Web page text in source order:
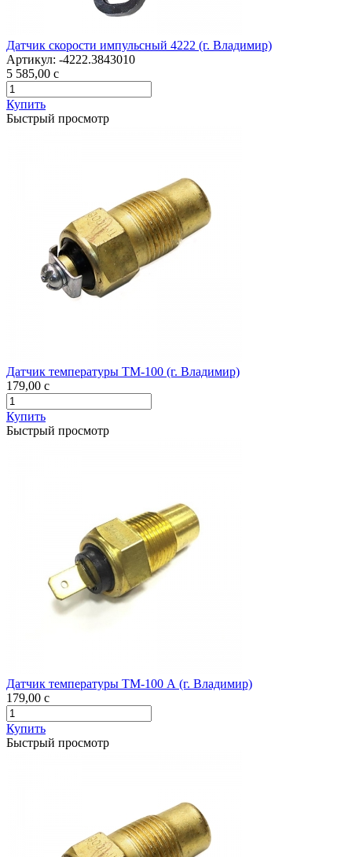
Датчик скорости импульсный 4222 (г. Владимир)
Артикул: -4222.3843010
5 585,00 c
Купить
Быстрый просмотр
Датчик температуры ТМ-100 (г. Владимир)
179,00 c
Купить
Быстрый просмотр
Датчик температуры ТМ-100 А (г. Владимир)
179,00 c
Купить
Быстрый просмотр